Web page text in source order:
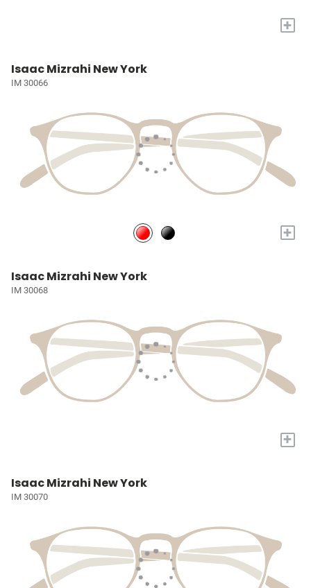
+
Isaac Mizrahi New York
IM 30066
+
Isaac Mizrahi New York
IM 30068
+
Isaac Mizrahi New York
IM 30070